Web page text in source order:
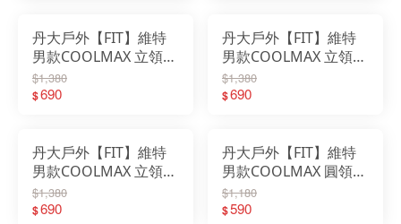
丹大戶外【FIT】維特
男款COOLMAX 立領短
袖上衣 ZS1107｜上衣
｜立領｜快乾｜衣服｜
$1,380
$690
丹大戶外【FIT】維特
男款COOLMAX 立領短
袖上衣 ZS1106｜上衣
｜立領｜快乾｜衣服｜
$1,380
$690
丹大戶外【FIT】維特
男款COOLMAX 立領短
袖上衣 ZS1105｜上衣
｜立領｜快乾｜衣服｜
$1,380
$690
丹大戶外【FIT】維特
男款COOLMAX 圓領短
袖上衣 ZS1103｜上衣
｜快乾｜衣服｜短袖｜
$1,180
$590